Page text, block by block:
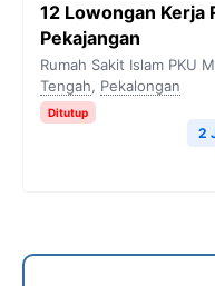
12 Lowongan Kerja
Pekajangan
Rumah Sakit Islam PKU
Tengah, Pekalongan
Ditutup
2